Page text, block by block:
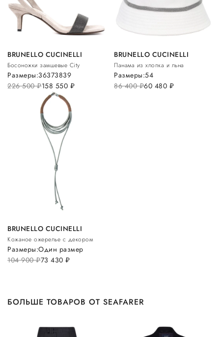
BRUNELLO CUCINELLI
Босоножки замшевые City
226 500руб.158 550 руб.
Размеры:36373839
BRUNELLO CUCINELLI
Панама из хлопка и льна
86 400руб.60 480 руб.
Размеры:54
BRUNELLO CUCINELLI
Кожаное ожерелье с декором
104 900руб.73 430 руб.
Размеры:Один размер
БОЛЬШЕ ТОВАРОВ ОТ SEAFARER